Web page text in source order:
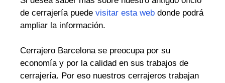
de cerrajería puede visitar esta web donde podrá
ampliar la información.
Cerrajero Barcelona se preocupa por su
economía y por la calidad en sus trabajos de
cerrajería. Por eso nuestros cerrajeros trabajan